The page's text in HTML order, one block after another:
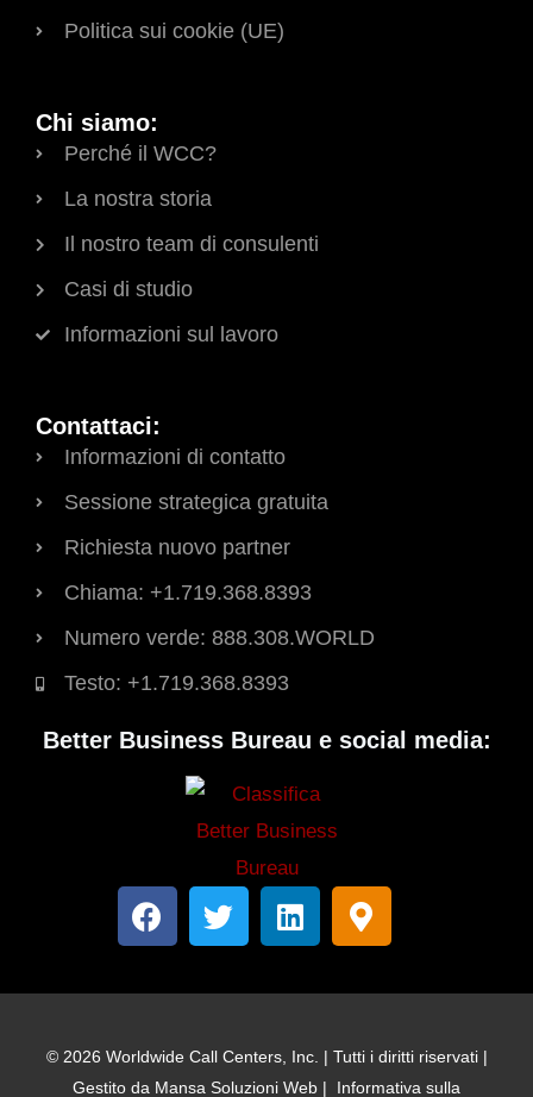
Politica sui cookie (UE)
Chi siamo:
Perché il WCC?
La nostra storia
Il nostro team di consulenti
Casi di studio
Informazioni sul lavoro
Contattaci:
Informazioni di contatto
Sessione strategica gratuita
Richiesta nuovo partner
Chiama: +1.719.368.8393
Numero verde: 888.308.WORLD
Testo: +1.719.368.8393
Better Business Bureau e social media:
F
a
e
o
o
T
w
t
e
r
L
i
k
d
i
M
a
p
-
i
© 2026 Worldwide Call Centers, Inc. | Tutti i diritti riservati |
Gestito da Mansa Soluzioni Web |
Informativa sulla